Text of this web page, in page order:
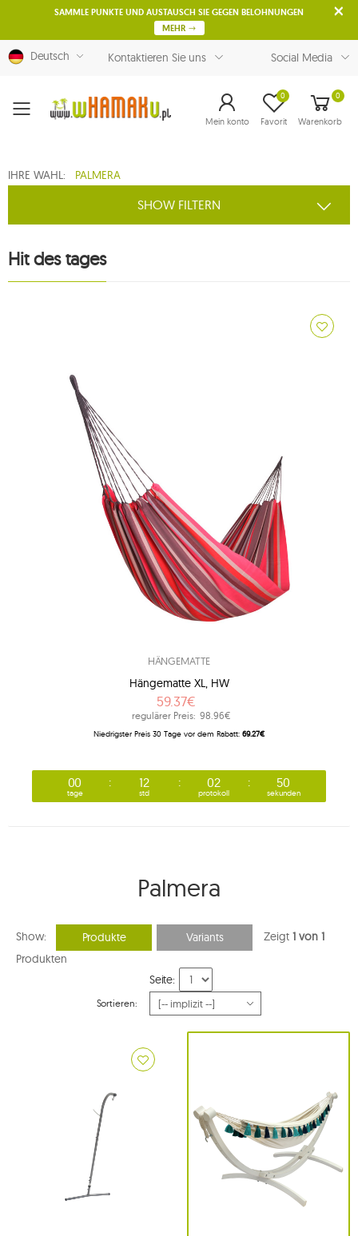
SAMMLE PUNKTE UND AUSTAUSCH SIE GEGEN BELOHNUNGEN
MEHR
Deutsch Kontaktieren Sie uns Social Media
Menu Mein konto Favorit
0 0
Warenkorb
IHRE WAHL: PALMERA
SHOW FILTERN
Hit des tages
HÄNGEMATTE
Hängematte XL, HW
59.37€
regulärer Preis: 98.96€
Niedrigster Preis 30 Tage vor dem Rabatt: 69.27€
00
tage
12
std
02
protokoll
50
sekunden
Palmera
Show: Produkte Variants Zeigt 1 von 1
Produkten
Seite:
Sortieren: